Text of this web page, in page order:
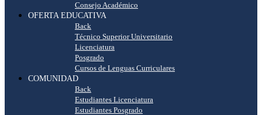
Consejo Académico
OFERTA EDUCATIVA
Back
Técnico Superior Universitario
Licenciatura
Posgrado
Cursos de Lenguas Curriculares
COMUNIDAD
Back
Estudiantes Licenciatura
Estudiantes Posgrado